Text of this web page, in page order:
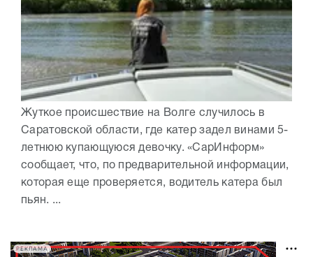
Жуткое происшествие на Волге случилось в
Саратовской области, где катер задел винами 5-
летнюю купающуюся девочку. «СарИнформ»
сообщает, что, по предварительной информации,
которая еще проверяется, водитель катера был
пьян. ...
РЕКЛАМА